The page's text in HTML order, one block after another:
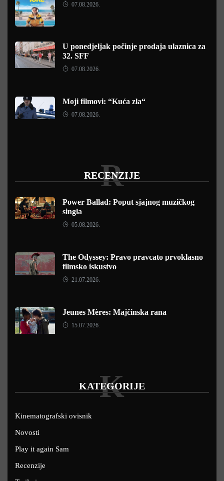
07.08.2026.
U ponedjeljak počinje prodaja ulaznica za
32. SFF
07.08.2026.
Moji filmovi: “Kuća zla“
07.08.2026.
RECENZIJE
R
Power Ballad: Poput sjajnog muzičkog
singla
05.08.2026.
The Odyssey: Pravo pravcato prvoklasno
filmsko iskustvo
21.07.2026.
Jeunes Mères: Majčinska rana
15.07.2026.
KATEGORIJE
K
Kinematografski ovisnik
Novosti
Play it again Sam
Recenzije